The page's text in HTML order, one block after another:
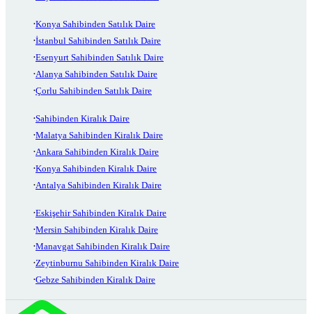
Konya Sahibinden Satılık Daire
İstanbul Sahibinden Satılık Daire
Esenyurt Sahibinden Satılık Daire
Alanya Sahibinden Satılık Daire
Çorlu Sahibinden Satılık Daire
Sahibinden Kiralık Daire
Malatya Sahibinden Kiralık Daire
Ankara Sahibinden Kiralık Daire
Konya Sahibinden Kiralık Daire
Antalya Sahibinden Kiralık Daire
Eskişehir Sahibinden Kiralık Daire
Mersin Sahibinden Kiralık Daire
Manavgat Sahibinden Kiralık Daire
Zeytinburnu Sahibinden Kiralık Daire
Gebze Sahibinden Kiralık Daire